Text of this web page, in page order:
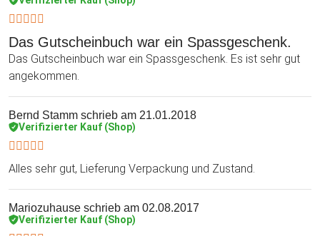
Das Gutscheinbuch war ein Spassgeschenk.
Das Gutscheinbuch war ein Spassgeschenk. Es ist sehr gut
angekommen.
Bernd Stamm schrieb am 21.01.2018
Verifizierter Kauf (Shop)
Alles sehr gut, Lieferung Verpackung und Zustand.
Mariozuhause schrieb am 02.08.2017
Verifizierter Kauf (Shop)